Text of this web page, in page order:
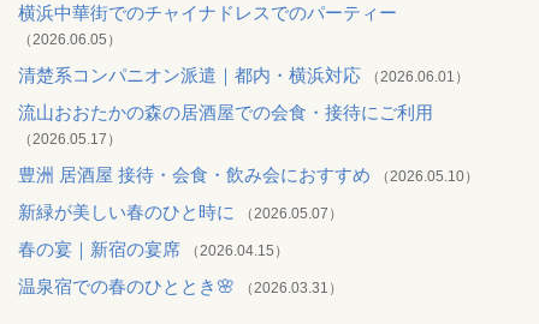
横浜中華街でのチャイナドレスでのパーティー
（2026.06.05）
清楚系コンパニオン派遣｜都内・横浜対応 （2026.06.01）
流山おおたかの森の居酒屋での会食・接待にご利用
（2026.05.17）
豊洲 居酒屋 接待・会食・飲み会におすすめ （2026.05.10）
新緑が美しい春のひと時に （2026.05.07）
春の宴｜新宿の宴席 （2026.04.15）
温泉宿での春のひととき🌸 （2026.03.31）